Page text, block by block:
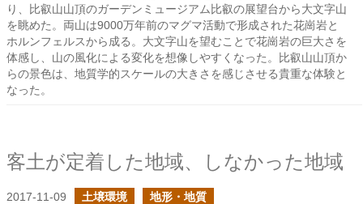
り、比叡山山頂のガーデンミュージアム比叡の展望台から大文字山
を眺めた。両山は9000万年前のマグマ活動で形成された花崗岩と
ホルンフェルスから成る。大文字山を望むことで花崗岩の巨大さを
体感し、山の風化による変化を想像しやすくなった。比叡山山頂か
らの景色は、地質学的スケールの大きさを感じさせる貴重な体験と
なった。
客土が定着した地域、しなかった地域
2017-11-09 土壌環境 地形・地質